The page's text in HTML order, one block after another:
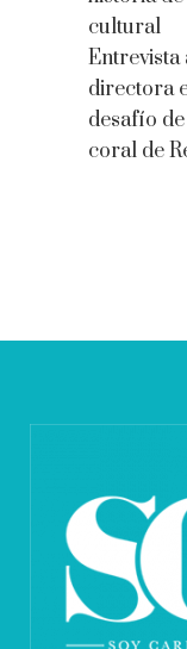
cultural
Entrevista
directora
desafío
coral de